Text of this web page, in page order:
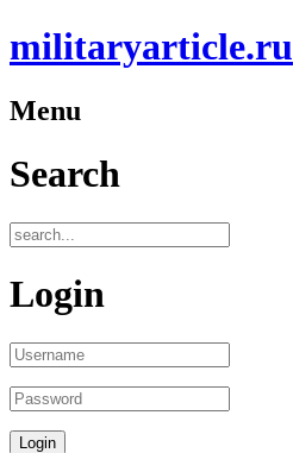
militaryarticle.ru
Menu
Search
Login